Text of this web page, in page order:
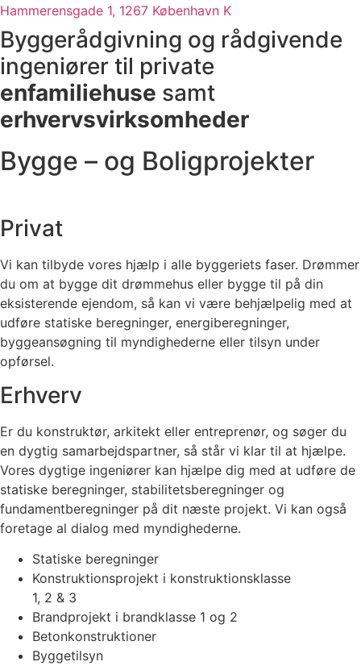
Hammerensgade 1, 1267 København K
Byggerådgivning og rådgivende
ingeniører til private
enfamiliehuse samt
erhvervsvirksomheder
Bygge – og Boligprojekter
Privat
Vi kan tilbyde vores hjælp i alle byggeriets faser. Drømmer
du om at bygge dit drømmehus eller bygge til på din
eksisterende ejendom, så kan vi være behjælpelig med at
udføre statiske beregninger, energiberegninger,
byggeansøgning til myndighederne eller tilsyn under
opførsel.
Erhverv
Er du konstruktør, arkitekt eller entreprenør, og søger du
en dygtig samarbejdspartner, så står vi klar til at hjælpe.
Vores dygtige ingeniører kan hjælpe dig med at udføre de
statiske beregninger, stabilitetsberegninger og
fundamentberegninger på dit næste projekt. Vi kan også
foretage al dialog med myndighederne.
Statiske beregninger
Konstruktionsprojekt i konstruktionsklasse
1, 2 & 3
Brandprojekt i brandklasse 1 og 2
Betonkonstruktioner
Byggetilsyn